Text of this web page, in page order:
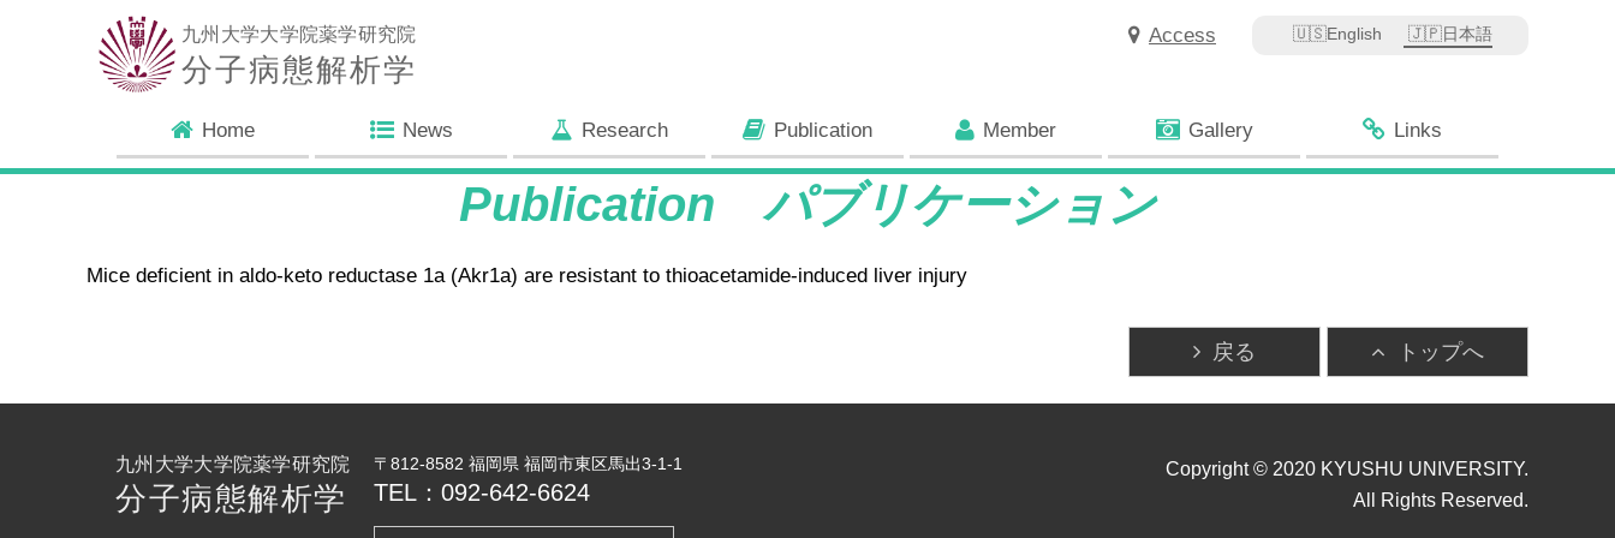
九州大学大学院薬学研究院
分子病態解析学
Access English 日本語
Home News Research Publication Member Gallery Links
Publication パブリケーション
Mice deficient in aldo-keto reductase 1a (Akr1a) are resistant to thioacetamide-induced liver injury
戻る トップへ
九州大学大学院薬学研究院
分子病態解析学
〒812-8582 福岡県 福岡市東区馬出3-1-1
TEL：092-642-6624
Copyright © 2020 KYUSHU UNIVERSITY.
All Rights Reserved.